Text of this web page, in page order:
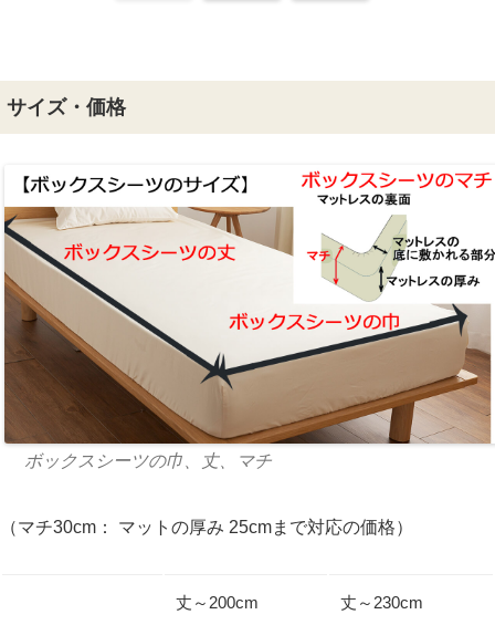
サイズ・価格
ボックスシーツの巾、丈、マチ
（マチ30cm： マットの厚み 25cmまで対応の価格）
丈～200cm 丈～230cm